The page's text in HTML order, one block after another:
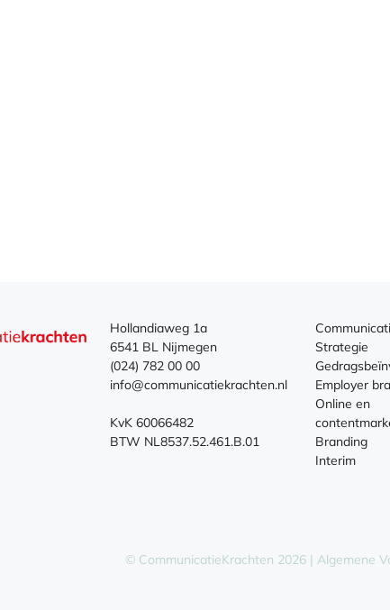
Hollandiaweg 1a
6541 BL Nijmegen
(024) 782 00 00
info@communicatiekrachten.nl
KvK 60066482
BTW NL8537.52.461.B.01
Strategie
Employer
Online en
Branding
Interim
© CommunicatieKrachten 2026 | Algemene